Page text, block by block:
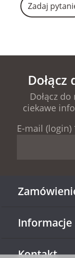
Zadaj
Dołącz
ciekawe
E-mail (login)
Informacje
Kontakt